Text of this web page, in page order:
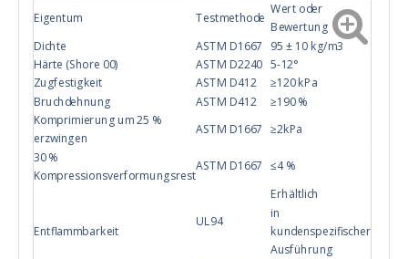
Eigentum Testmethode
Wert oder
Bewertung
Dichte
ASTM D1667
95 ± 10 kg/m3
Härte (Shore 00)
ASTM D2240 5-12°
Zugfestigkeit
ASTM D412 ≥120 kPa
Bruchdehnung ASTM D412
≥190 %
Komprimierung um 25 %
erzwingen
ASTM D1667 ≥2kPa
30 %
Kompressionsverformungsrest
ASTM D1667 ≤4 %
Entflammbarkeit
UL94
Erhältlich
in
kundenspezifischer
Ausführung